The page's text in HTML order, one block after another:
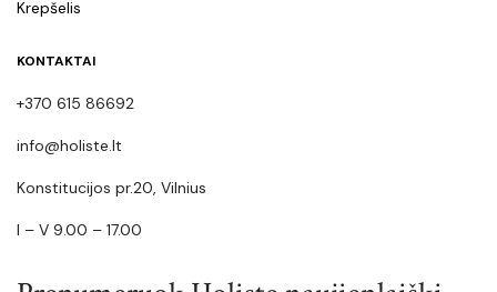
Krepšelis
KONTAKTAI
+370 615 86692
info@holiste.lt
Konstitucijos pr.20, Vilnius
I – V 9.00 – 17.00